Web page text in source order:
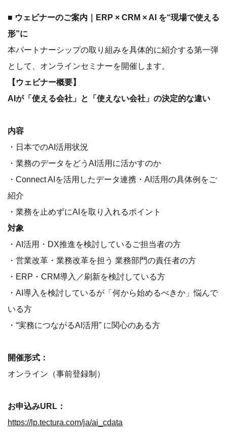
■ ウェビナーのご案内｜ERP × CRM × AI を“現場で使える
形”に
本パートナーシップの取り組みを具体的に紹介する第一弾
として、オンラインセミナーを開催します。
【ウェビナー概要】
AIが「使える会社」と「使えない会社」の決定的な違い
内容
・日本でのAI活用状況
・業務のデータをどうAI活用に活かすのか
・Connect AIを活用したデータ連携・AI活用の具体例をご
紹介
・業務を止めずにAIを取り入れるポイント
対象
・AI活用・DX推進を検討しているご担当者の方
・営業改革・業務改革を担う 業務部門の責任者の方
・ERP・CRM導入／刷新を検討している方
・AI導入を検討しているが「何から始めるべきか」悩んで
いる方
・“実務につながるAI活用” に関心のある方
開催形式：
オンライン（事前登録制）
お申込みURL：
https://lp.tectura.com/ja/ai_cdata